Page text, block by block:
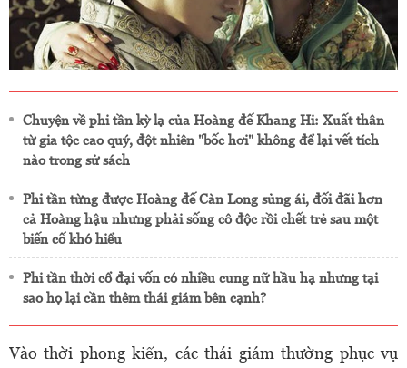
Chuyện về phi tần kỳ lạ của Hoàng đế Khang Hi: Xuất thân
từ gia tộc cao quý, đột nhiên "bốc hơi" không để lại vết tích
nào trong sử sách
Phi tần từng được Hoàng đế Càn Long sủng ái, đối đãi hơn
cả Hoàng hậu nhưng phải sống cô độc rồi chết trẻ sau một
biến cố khó hiểu
Phi tần thời cổ đại vốn có nhiều cung nữ hầu hạ nhưng tại
sao họ lại cần thêm thái giám bên cạnh?
Vào thời phong kiến, các thái giám thường phục vụ